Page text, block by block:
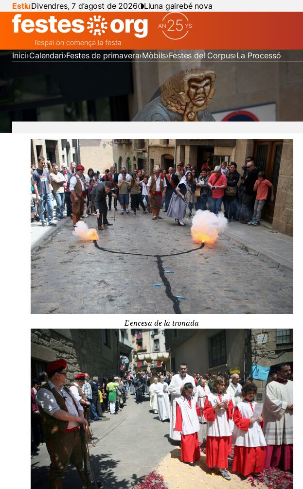
EstiuDivendres, 7 d’agost de 2026 Lluna gairebé nova
Inici Calendari Festes de primavera Mòbils Festes del Corpus La Processó
L'encesa de la tronada